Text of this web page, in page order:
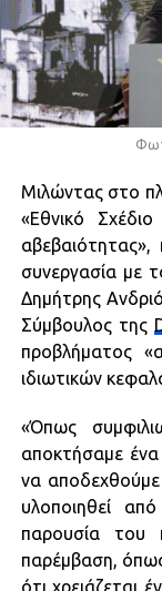
Mιλώντας στο
«Εθνικό
συνεργασία με
Δημήτρης
Σύμβουλος της
προβλήματος
ιδιωτικών
«Όπως
αποκτήσαμε ένα
να αποδεχθούμε
υλοποιηθεί
παρουσία του
παρέμβαση,
ότι χρειάζεται